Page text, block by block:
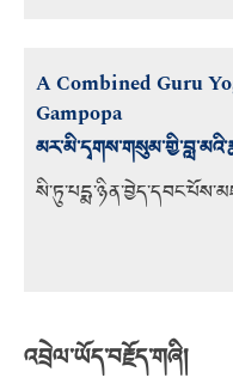
A Combined Guru
Gampopa
འབྲེལ་ཡོད་བརྗོད་གཞི།